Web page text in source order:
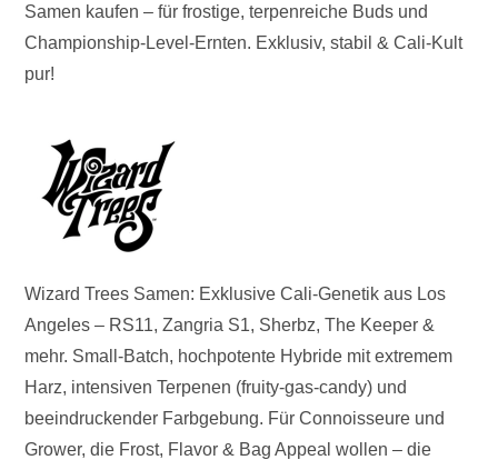
Samen kaufen – für frostige, terpenreiche Buds und
Championship-Level-Ernten. Exklusiv, stabil & Cali-Kult
pur!
Wizard Trees Samen: Exklusive Cali-Genetik aus Los
Angeles – RS11, Zangria S1, Sherbz, The Keeper &
mehr. Small-Batch, hochpotente Hybride mit extremem
Harz, intensiven Terpenen (fruity-gas-candy) und
beeindruckender Farbgebung. Für Connoisseure und
Grower, die Frost, Flavor & Bag Appeal wollen – die